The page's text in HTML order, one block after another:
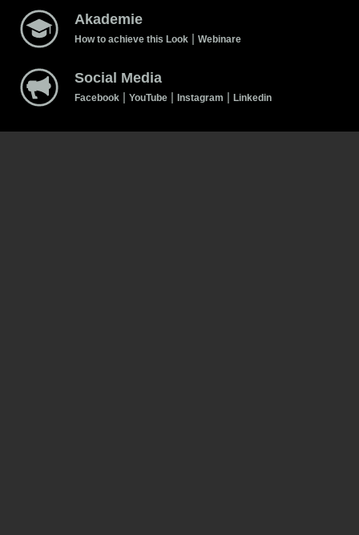
Akademie
How to achieve this Look | Webinare
Social Media
Facebook | YouTube | Instagram | Linkedin